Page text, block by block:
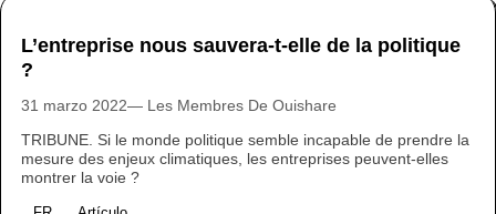
L’entreprise nous sauvera-t-elle de la politique
?
31 marzo 2022 Les Membres De Ouishare
TRIBUNE. Si le monde politique semble incapable de prendre la
mesure des enjeux climatiques, les entreprises peuvent-elles
montrer la voie ?